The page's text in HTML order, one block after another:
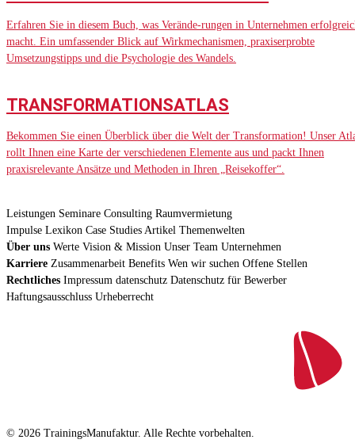
Erfahren Sie in diesem Buch, was Verände-rungen in Unternehmen
macht. Ein umfassender Blick auf Wirkmechanismen, praxiserprobte
Umsetzungstipps und die Psychologie des Wandels.
TRANSFORMATIONSATLAS
Bekommen Sie einen Überblick über die Welt der Transformation! Unser
rollt Ihnen eine Karte der verschiedenen Elemente aus und packt Ihnen
praxisrelevante Ansätze und Methoden in Ihren „Reisekoffer“.
Leistungen Seminare Consulting Raumvermietung
Impulse Lexikon Case Studies Artikel Themenwelten
Über uns Werte Vision & Mission Unser Team Unternehmen
Karriere Zusammenarbeit Benefits Wen wir suchen Offene Stellen
Rechtliches Impressum datenschutz Datenschutz für Bewerber
Haftungsausschluss Urheberrecht
© 2026 TrainingsManufaktur. Alle Rechte vorbehalten.